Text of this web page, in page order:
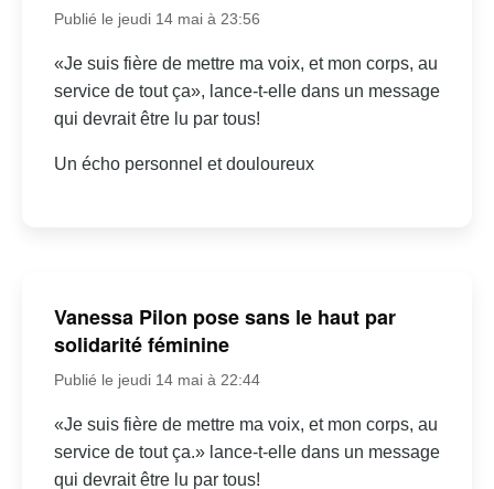
Publié le jeudi 14 mai à 23:56
«Je suis fière de mettre ma voix, et mon corps, au
service de tout ça», lance-t-elle dans un message
qui devrait être lu par tous!
Un écho personnel et douloureux
Vanessa Pilon pose sans le haut par
solidarité féminine
Publié le jeudi 14 mai à 22:44
«Je suis fière de mettre ma voix, et mon corps, au
service de tout ça.» lance-t-elle dans un message
qui devrait être lu par tous!